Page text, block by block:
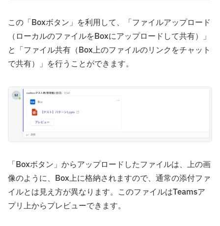
この「Boxボタン」を利用して、「ファイルアップロード
（ローカルのファイルをBoxにアップロードして共有）」
と「ファイル共有（Box上のファイルのリンクをチャット
で共有）」を行うことができます。
「Boxボタン」からアップロードしたファイルは、上の画
像のように、Box上に格納されますので、通常の添付ファ
イルとは見え方が異なります。このファイルはTeamsア
プリ上からプレビューできます。